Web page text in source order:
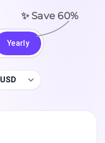
✨ Save 60%
Yearly
USD